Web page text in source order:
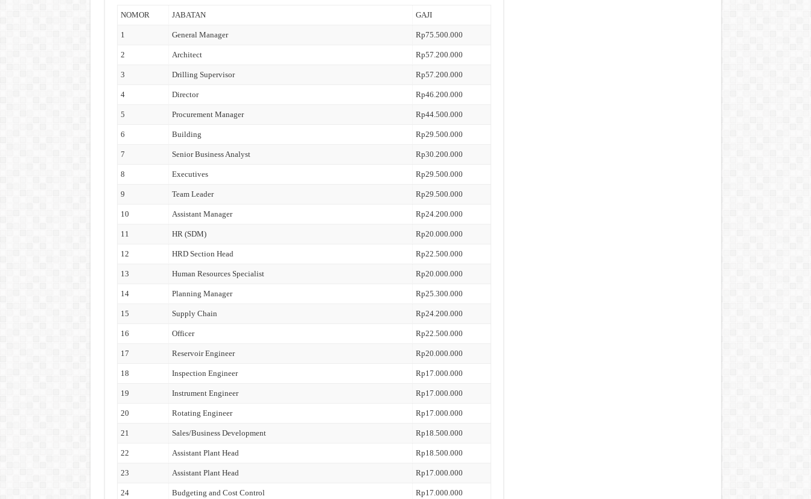
NOMOR JABATAN GAJI
1 General Manager Rp75.500.000
2 Architect Rp57.200.000
3 Drilling Supervisor Rp57.200.000
4 Director Rp46.200.000
5 Procurement Manager Rp44.500.000
6 Building Rp29.500.000
7 Senior Business Analyst Rp30.200.000
8 Executives Rp29.500.000
9 Team Leader Rp29.500.000
10 Assistant Manager Rp24.200.000
11 HR (SDM) Rp20.000.000
12 HRD Section Head Rp22.500.000
13 Human Resources Specialist Rp20.000.000
14 Planning Manager Rp25.300.000
15 Supply Chain Rp24.200.000
16 Officer Rp22.500.000
17 Reservoir Engineer Rp20.000.000
18 Inspection Engineer Rp17.000.000
19 Instrument Engineer Rp17.000.000
20 Rotating Engineer Rp17.000.000
21 Sales/Business Development Rp18.500.000
22 Assistant Plant Head Rp18.500.000
23 Assistant Plant Head Rp17.000.000
24 Budgeting and Cost Control Rp17.000.000